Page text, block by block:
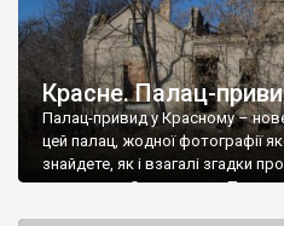
Красне. Палац-
Палац-привид у Красному –
цей палац, жодної фотографії
знайдете, як і взагалі згадки
мешканець Самгородка. Палац